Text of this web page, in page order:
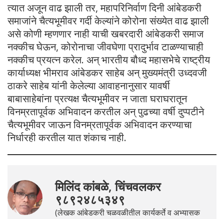
त्यात अजून वाढ झाली तर, महापरिनिर्वाण दिनी आंबेडकरी
समाजांने चैत्यभूमीवर गर्दी केल्यांने कोरोना संख्येत वाढ झाली
असे कोणी म्हणणार नाही याची खबरदारी आंबेडकरी समाज
नक्कीच घेऊन, कोरोनाचा जीवघेणा प्रादुर्भाव टाळण्याचाही
नक्कीच प्रयत्न करेल. अन् भारतीय बौध्द महासभेचे राष्ट्रीय
कार्याध्यक्ष भीमराव आंबेडकर साहेब अन् मुख्यमंत्री उध्दवजी
ठाकरे साहेब यांनी केलेल्या आवाहनानुसार यावर्षी
बाबासाहेबांना प्रत्यक्ष चैत्यभूमीवर न जाता घराघरातून
विनम्रतापूर्वक अभिवादन करतील अन् पुढच्या वर्षी दुप्पटीने
चैत्यभूमीवर जाऊन विनम्रतापूर्वक अभिवादन करण्याचा
निर्धारही करतील यात शंकाच नाही.
मिलिंद कांबळे, चिंचवलकर
९८९२४८५३४९
(लेखक आंबेडकरी चळवळीतील कार्यकर्ते व अभ्यासक